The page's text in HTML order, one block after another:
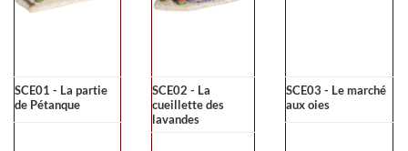
SCE01 - La partie
de Pétanque
SCE02 - La
cueillette des
lavandes
SCE03 - Le marché
aux oies